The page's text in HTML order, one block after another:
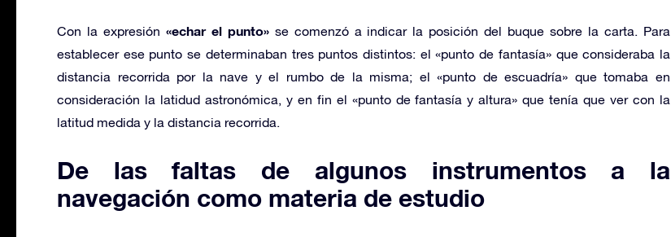
Con la expresión «echar el punto»se comenzó a indicar la posición del buque sobre la carta. Para
establecer ese punto se determinaban tres puntos distintos: el «punto de fantasía» que consideraba la
distancia recorrida por la nave y el rumbo de la misma; el «punto de escuadría» que tomaba en
consideración la latidud astronómica, y en fin el «punto de fantasía y altura» que tenía que ver con la
latitud medida y la distancia recorrida.
De las faltas de algunos instrumentos a la
navegación como materia de estudio